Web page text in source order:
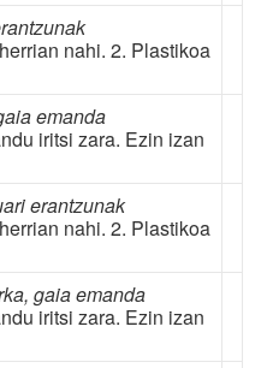
nahi. 2. Plastikoa
emanda
iritsi zara. Ezin izan
erantzunak
nahi. 2. Plastikoa
gaia emanda
iritsi zara. Ezin izan